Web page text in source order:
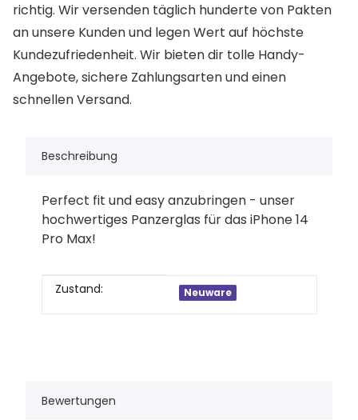
richtig. Wir versenden täglich hunderte von Pakten
an unsere Kunden und legen Wert auf höchste
Kundezufriedenheit. Wir bieten dir tolle Handy-
Angebote, sichere Zahlungsarten und einen
schnellen Versand.
Beschreibung
Perfect fit und easy anzubringen - unser
hochwertiges Panzerglas für das iPhone 14
Pro Max!
Produkteigenschaft
Wert
Zustand: Neuware
Bewertungen